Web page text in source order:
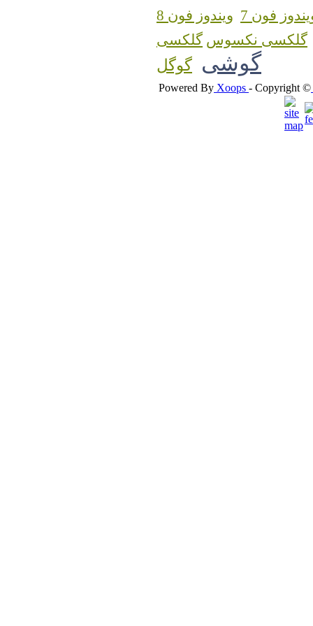
فون 7
ویندوز فون 8
گلکسی نکسوس
گوشی گوگل
Powered By Xoops - Copyright ©